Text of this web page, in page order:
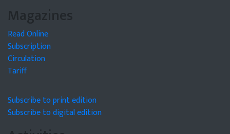
Magazines
Read Online
Subscription
Circulation
Tariff
Subscribe to print edition
Subscribe to digital edition